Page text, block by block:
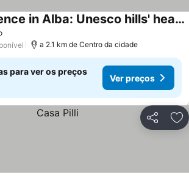
Luxury experience in Alba: Unesco hills' hearth
a 2.1 km de Centro da cidade
para ver os preços
Ver preços
Partilhar